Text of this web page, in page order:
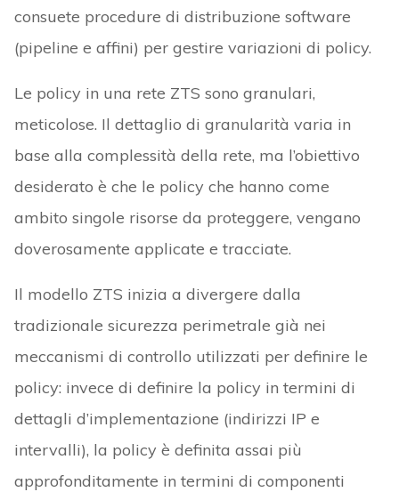
consuete procedure di distribuzione software
(pipeline e affini) per gestire variazioni di policy.
Le policy in una rete ZTS sono granulari,
meticolose. Il dettaglio di granularità varia in
base alla complessità della rete, ma l’obiettivo
desiderato è che le policy che hanno come
ambito singole risorse da proteggere, vengano
doverosamente applicate e tracciate.
Il modello ZTS inizia a divergere dalla
tradizionale sicurezza perimetrale già nei
meccanismi di controllo utilizzati per definire le
policy: invece di definire la policy in termini di
dettagli d’implementazione (indirizzi IP e
intervalli), la policy è definita assai più
approfonditamente in termini di componenti